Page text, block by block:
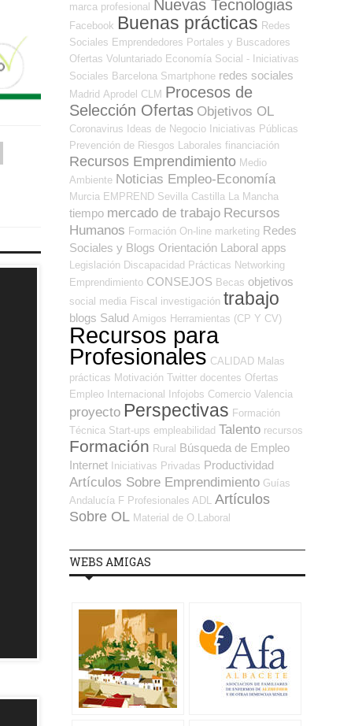
marca profesional Nuevas Tecnologias
Facebook Buenas prácticas Redes
Sociales Emprendedores Portales y Buscadores
Ofertas Voluntariado Economía Social - Iniciativas
Sociales Barcelona Smartphone redes sociales
Madrid Aprodel CLM Procesos de
Selección Ofertas Objetivos OL
Coronavirus Ideas de Negocio Iniciativas Públicas
Prevención de Riesgos Laborales financiación
Recursos Emprendimiento Medio
Ambiente Noticias Empleo-Economía
Murcia EMPREND Sevilla Castilla La Mancha
tiempo mercado de trabajo Recursos
Humanos Formación On-line marketing Redes
Sociales y Blogs Orientación Laboral apps
Legislación Discapacidad Prácticas Networking
Emprendimiento CONSEJOS Becas objetivos
social media Fiscal investigación trabajo
blogs Salud Amigos Herramientas (CP Y CV)
Recursos para
Profesionales CALIDAD Malas
prácticas Motivación Twitter docentes Ofertas
Empleo Internacional
Infojobs Comercio Valencia
proyecto Perspectivas Formación
Técnica Start-ups empleabilidad Talento recursos
Formación Rural Búsqueda de Empleo
Internet Iniciativas Privadas Productividad
Artículos Sobre Emprendimiento Guías
Andalucía F Profesionales ADL
Artículos
Sobre OL Material de O.Laboral
WEBS AMIGAS